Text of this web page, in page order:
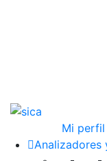
Mi perfil
Analizadores